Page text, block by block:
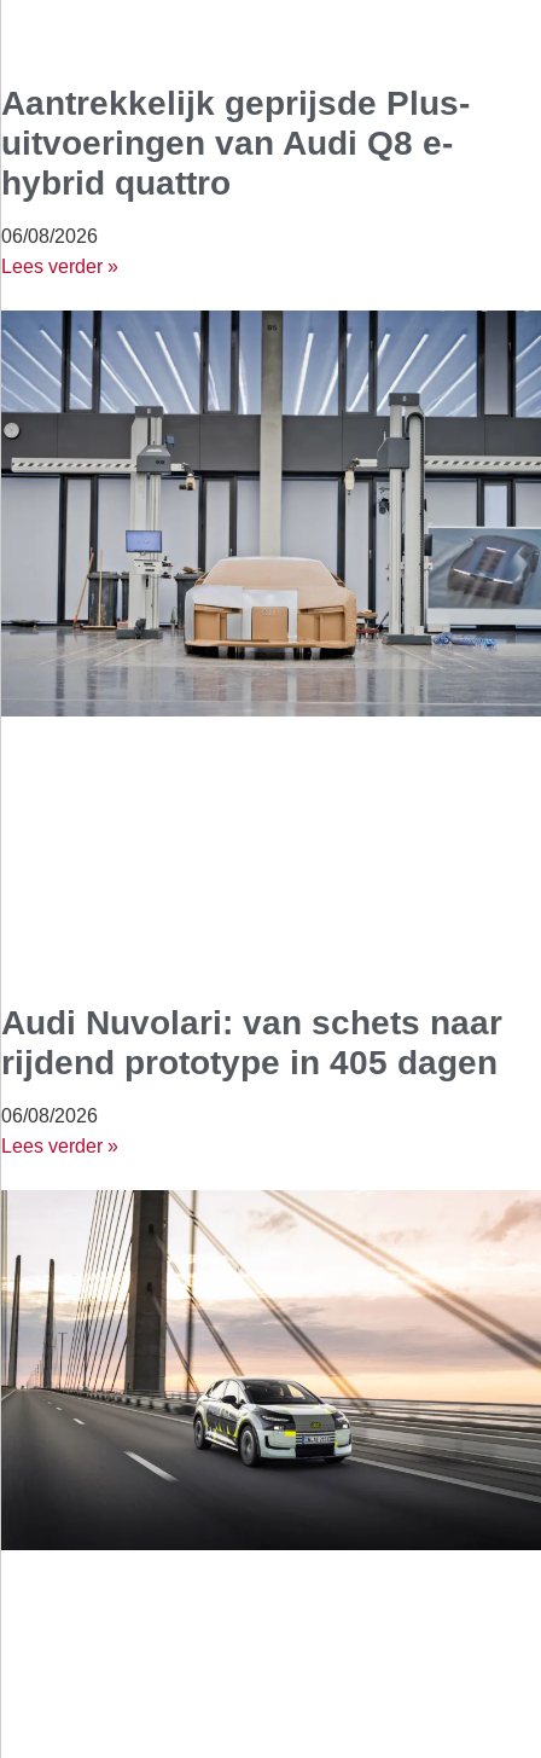
Aantrekkelijk geprijsde Plus-
uitvoeringen van Audi Q8 e-
hybrid quattro
06/08/2026
Lees verder »
Audi Nuvolari: van schets naar
rijdend prototype in 405 dagen
06/08/2026
Lees verder »